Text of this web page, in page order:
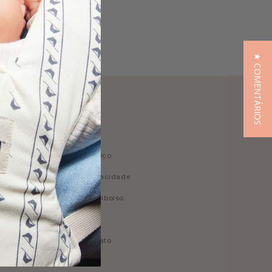
Explore
Jurídico
Termos de serviço
Política de privacidade
Política de reembolso
Aviso legal
Cancelar contrato
★ COMENTÁRIOS